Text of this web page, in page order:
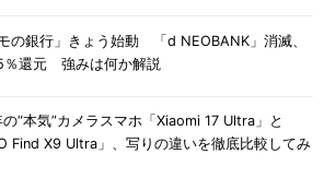
モの銀行」きょう始動 「d NEOBANK」消滅、
％還元 強みは何か解説
“本気”カメラスマホ「Xiaomi 17 Ultra」と
Find X9 Ultra」、写りの違いを徹底比較してみ